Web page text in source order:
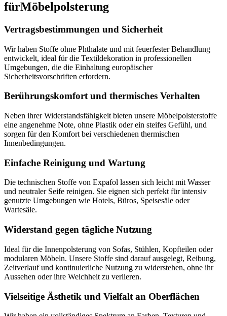
fürMöbelpolsterung
Vertragsbestimmungen und Sicherheit
Wir haben Stoffe ohne Phthalate und mit feuerfester Behandlung
entwickelt, ideal für die Textildekoration in professionellen
Umgebungen, die die Einhaltung europäischer
Sicherheitsvorschriften erfordern.
Berührungskomfort und thermisches Verhalten
Neben ihrer Widerstandsfähigkeit bieten unsere Möbelpolsterstoffe
eine angenehme Note, ohne Plastik oder ein steifes Gefühl, und
sorgen für den Komfort bei verschiedenen thermischen
Innenbedingungen.
Einfache Reinigung und Wartung
Die technischen Stoffe von Expafol lassen sich leicht mit Wasser
und neutraler Seife reinigen. Sie eignen sich perfekt für intensiv
genutzte Umgebungen wie Hotels, Büros, Speisesäle oder
Wartesäle.
Widerstand gegen tägliche Nutzung
Ideal für die Innenpolsterung von Sofas, Stühlen, Kopfteilen oder
modularen Möbeln. Unsere Stoffe sind darauf ausgelegt, Reibung,
Zeitverlauf und kontinuierliche Nutzung zu widerstehen, ohne ihr
Aussehen oder ihre Weichheit zu verlieren.
Vielseitige Ästhetik und Vielfalt an Oberflächen